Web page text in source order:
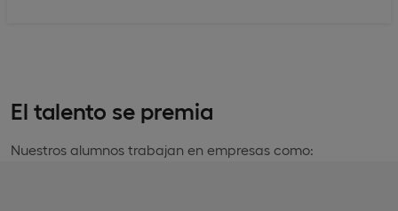
El talento se premia
Nuestros alumnos trabajan en empresas como: